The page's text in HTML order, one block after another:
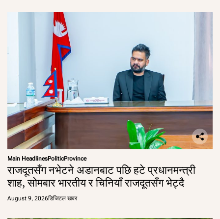
Main HeadlinesPoliticProvince
राजदूतसँग नभेटने अडानबाट पछि हटे प्रधानमन्त्री
शाह, सोमबार भारतीय र चिनियाँ राजदूतसँग भेट्दै
August 9, 2026डिजिटल खबर